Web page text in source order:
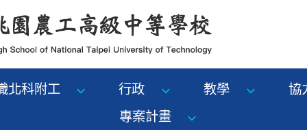
北科附工 行政 教學
協
專案計畫